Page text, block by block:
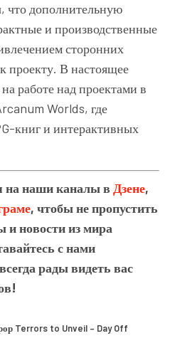
что дополнительную
и производственные
сторонних
проекту. В настоящее
работе над проектами в
Worlds, где
книг и интерактивных
на наши каналы в Дзене,
, чтобы не пропустить
и новости из мира
с нами
рады видеть вас
Terrors to Unveil – Day Off